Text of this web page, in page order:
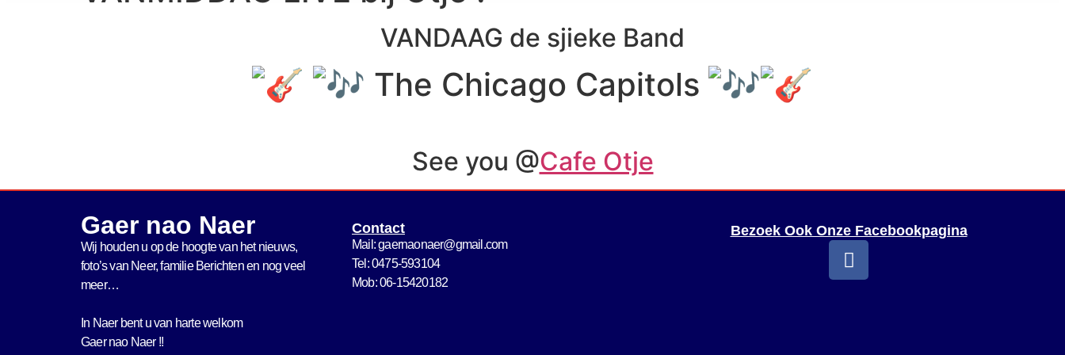
VANDAAG de sjieke Band
The Chicago Capitols
See you @Cafe Otje
Gaer nao Naer
Wij houden u op de hoogte van het nieuws,
foto’s van Neer, familie Berichten en nog veel
meer…
In Naer bent u van harte welkom
Gaer nao Naer !!
Contact
Mail: gaernaonaer@gmail.com
Tel: 0475-593104
Mob: 06-15420182
Bezoek Ook Onze Facebookpagina